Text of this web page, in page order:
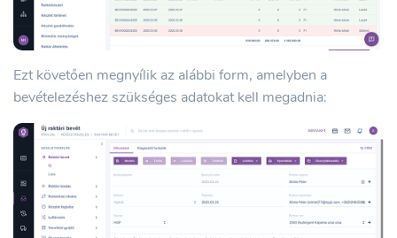
Ezt követően megnyílik az alábbi form, amelyben a
bevételezéshez szükséges adatokat kell megadnia: